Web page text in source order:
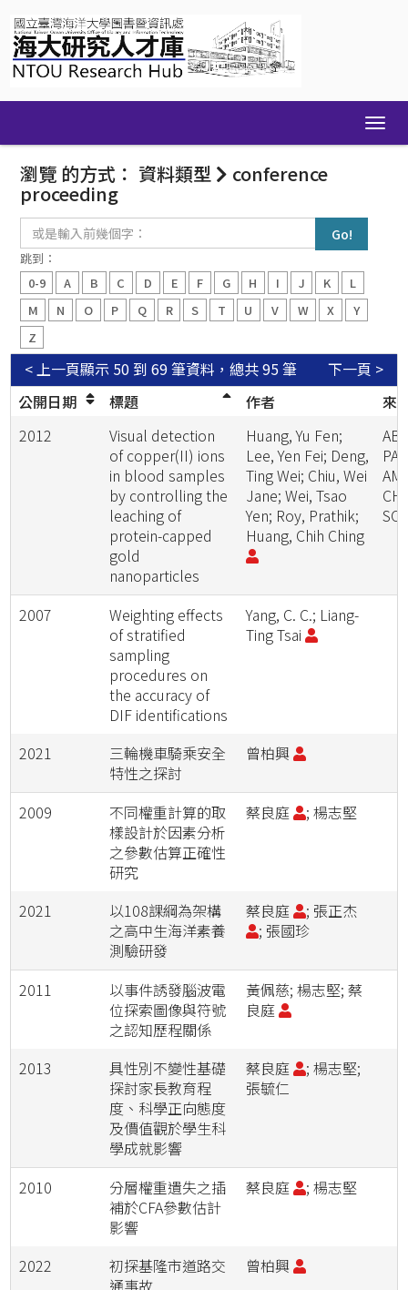
navigation
瀏覽 的方式： 資料類型 conference
proceeding
入
前
幾
個
跳到：
0-9
A B C D E F G H I J K
L
M
N O P Q R S T U V W X
Y
Z
顯示 50 到 69 筆資料，總共 95 筆
< 上一頁
下一頁 >
公開日期
標題 作者
來
2012
Visual detection
of copper(II) ions
in blood samples
by controlling the
leaching of
protein-capped
gold
nanoparticles
Huang, Yu Fen;
Lee, Yen Fei; Deng,
Ting Wei; Chiu, Wei
Jane; Wei, Tsao
Yen; Roy, Prathik;
Huang, Chih Ching
2007
Weighting effects
of stratified
sampling
procedures on
the accuracy of
DIF identifications
Yang, C. C.; Liang-
Ting Tsai
2021
三輪機車騎乘安全
特性之探討
曾柏興
2009
不同權重計算的取
樣設計於因素分析
之參數估算正確性
研究
蔡良庭 ; 楊志堅
2021
以108課綱為架構
之高中生海洋素養
測驗研發
蔡良庭
; 張正杰
; 張國珍
2011
以事件誘發腦波電
位探索圖像與符號
之認知歷程關係
黃佩慈; 楊志堅; 蔡
良庭
2013
具性別不變性基礎
探討家長教育程
度、科學正向態度
及價值觀於學生科
學成就影響
蔡良庭
; 楊志堅;
張毓仁
2010
分層權重遺失之插
補於CFA參數估計
影響
蔡良庭 ; 楊志堅
2022
初探基隆市道路交
通事故
曾柏興